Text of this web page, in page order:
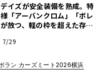
イズが安全装備を熟成。特
「アーバンクロム」「ボレ
放つ、軽の枠を超えた存在
7/29
ラン カーズミート2026横浜